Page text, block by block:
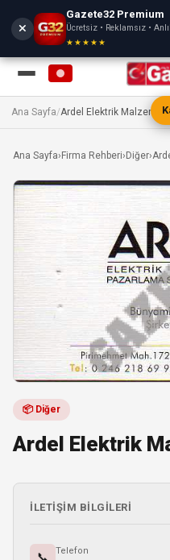
Gazete32 Premium
Ücretsiz • Reklamsız •
★★★★★
Ana Sayfa/Ardel Elektrik
Ana Sayfa› Firma Rehberi› Diğer›
📦 Diğer
Ardel Elektrik
İLETIŞIM BILGILERI
📞 Telefon